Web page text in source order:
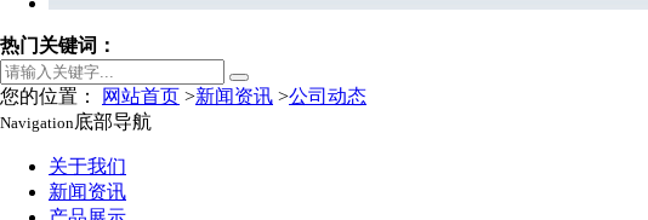
热门关键词：
您的位置： 网站首页 >新闻资讯 >公司动态
Navigation底部导航
关于我们
新闻资讯